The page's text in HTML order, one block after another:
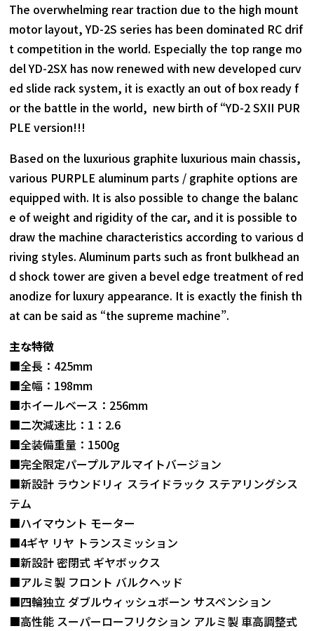
The overwhelming rear traction due to the high mount
motor layout, YD-2S series has been dominated RC drif
t competition in the world. Especially the top range mo
del YD-2SX has now renewed with new developed curv
ed slide rack system, it is exactly an out of box ready f
or the battle in the world, new birth of “YD-2 SXII PUR
PLE version!!!
Based on the luxurious graphite luxurious main chassis,
various PURPLE aluminum parts / graphite options are
equipped with. It is also possible to change the balanc
e of weight and rigidity of the car, and it is possible to
draw the machine characteristics according to various d
riving styles. Aluminum parts such as front bulkhead an
d shock tower are given a bevel edge treatment of red
anodize for luxury appearance. It is exactly the finish th
at can be said as “the supreme machine”.
主な特徴
■全長：425mm
■全幅：198mm
■ホイールベース：256mm
■二次減速比：1：2.6
■全装備重量：1500g
■完全限定パープルアルマイトバージョン
■新設計 ラウンドリィ スライドラック ステアリングシス
テム
■ハイマウント モーター
■4ギヤ リヤ トランスミッション
■新設計 密閉式 ギヤボックス
■アルミ製 フロント バルクヘッド
■四輪独立 ダブルウィッシュボーン サスペンション
■高性能 スーパーローフリクション アルミ製 車高調整式